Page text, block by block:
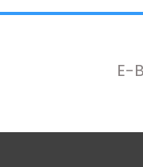
yapabilirim?
hakkındaE-